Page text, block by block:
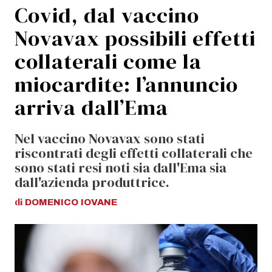
Covid, dal vaccino
Novavax possibili effetti
collaterali come la
miocardite: l’annuncio
arriva dall’Ema
Nel vaccino Novavax sono stati
riscontrati degli effetti collaterali che
sono stati resi noti sia dall'Ema sia
dall'azienda produttrice.
di DOMENICO IOVANE